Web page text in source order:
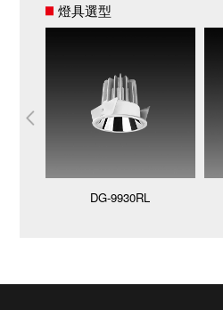
燈具選型
DG-9930RL